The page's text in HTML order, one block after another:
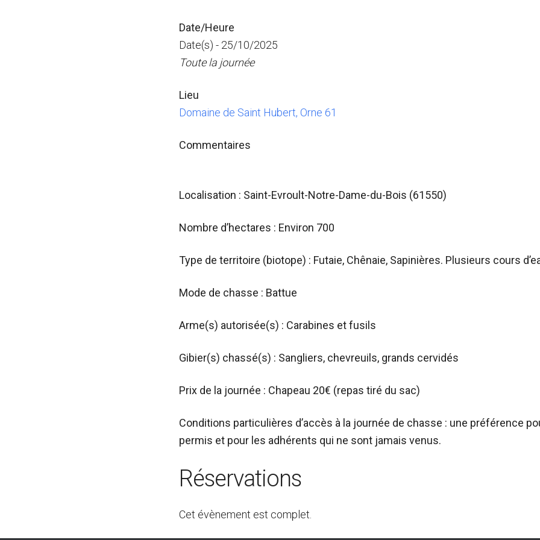
Date/Heure
Date(s) - 25/10/2025
Toute la journée
Lieu
Domaine de Saint Hubert, Orne 61
Commentaires
Localisation : Saint-Evroult-Notre-Dame-du-Bois (61550)
Nombre d’hectares : Environ 700
Type de territoire (biotope) : Futaie, Chênaie, Sapinières. Plusieurs cours
Mode de chasse : Battue
Arme(s) autorisée(s) : Carabines et fusils
Gibier(s) chassé(s) : Sangliers, chevreuils, grands cervidés
Prix de la journée : Chapeau 20€ (repas tiré du sac)
Conditions particulières d’accès à la journée de chasse : une préférence
permis et pour les adhérents qui ne sont jamais venus.
Réservations
Cet évènement est complet.